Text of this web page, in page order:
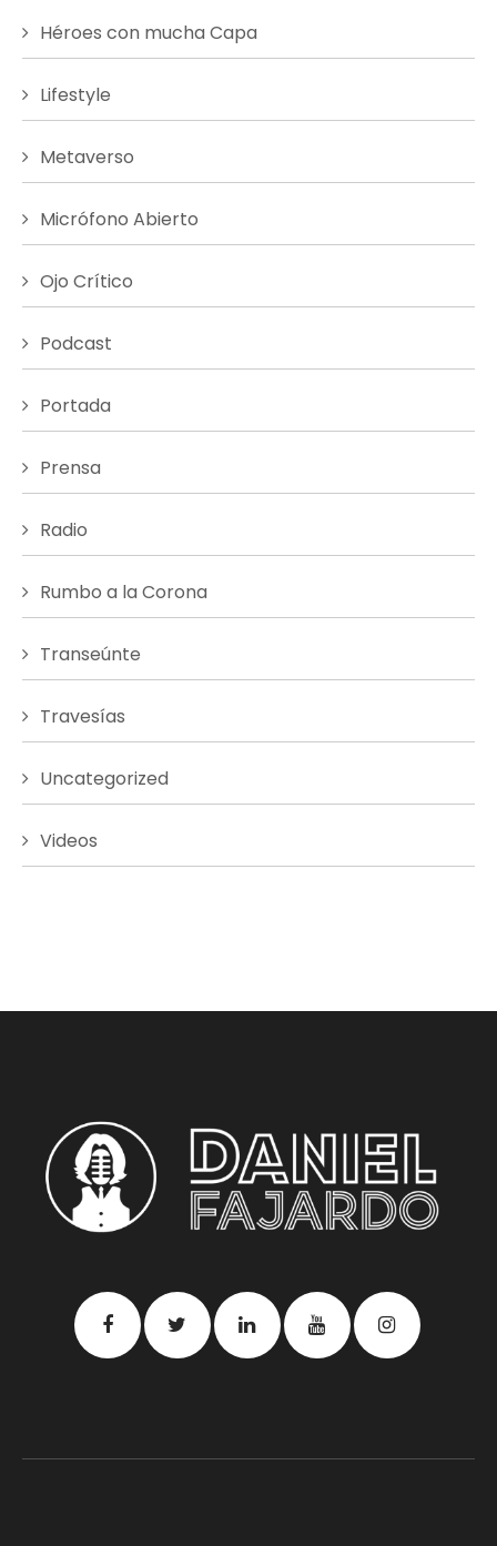
Héroes con mucha Capa
Lifestyle
Metaverso
Micrófono Abierto
Ojo Crítico
Podcast
Portada
Prensa
Radio
Rumbo a la Corona
Transeúnte
Travesías
Uncategorized
Videos